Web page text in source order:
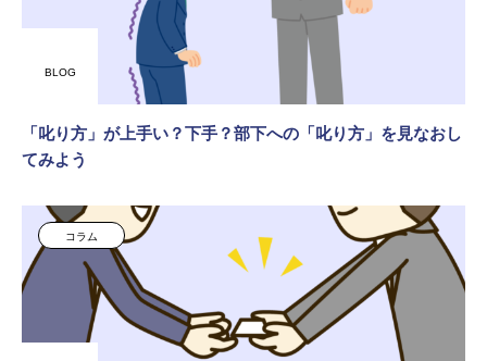
BLOG
「叱り方」が上手い？下手？部下への「叱り方」を見なおし
てみよう
コラム